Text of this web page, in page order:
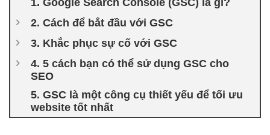
1. Google Search Console (GSC) là gì?
2. Cách để bắt đầu với GSC
3. Khắc phục sự cố với GSC
4. 5 cách bạn có thể sử dụng GSC cho
SEO
5. GSC là một công cụ thiết yếu để tối ưu
website tốt nhất